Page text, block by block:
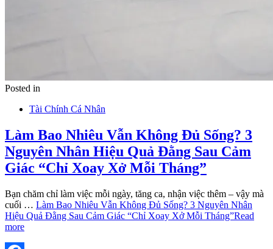
Posted in
Tài Chính Cá Nhân
Làm Bao Nhiêu Vẫn Không Đủ Sống? 3
Nguyên Nhân Hiệu Quả Đằng Sau Cảm
Giác “Chỉ Xoay Xở Mỗi Tháng”
Bạn chăm chỉ làm việc mỗi ngày, tăng ca, nhận việc thêm – vậy mà
cuối … Làm Bao Nhiêu Vẫn Không Đủ Sống? 3 Nguyên Nhân
Hiệu Quả Đằng Sau Cảm Giác “Chỉ Xoay Xở Mỗi Tháng”Read
more